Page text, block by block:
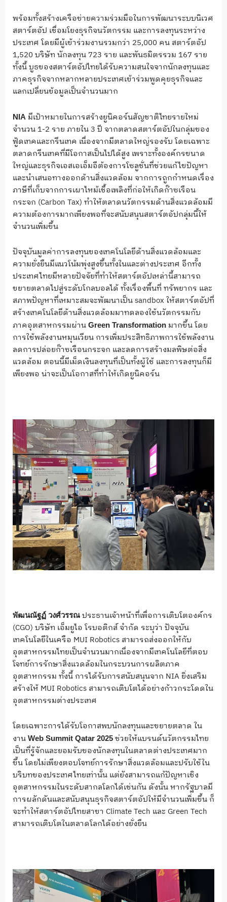
พร้อมทั้งสร้างเครือข่ายความร่วมมือในการพัฒนาระบบนิเวศ
สตาร์ตอัป เชื่อมโยงธุรกิจนวัตกรรม และการลงทุนระหว่าง
ประเทศ โดยมีผู้เข้าร่วมงานรวมกว่า 25,000 คน สตาร์ตอัป
1,520 บริษัท นักลงทุน 723 ราย และพันธมิตรรวม 167 ราย
ทั้งนี้ บูธของสตาร์ตอัปไทยได้รับความสนใจจากนักลงทุนและ
ภาคธุรกิจจากหลากหลายประเทศเข้าร่วมพูดคุยธุรกิจและ
แลกเปลี่ยนข้อมูลเป็นจำนวนมาก
NIA มีเป้าหมายในการสร้างยูนิคอร์นสัญชาติไทยรายใหม่
จำนวน 1-2 ราย ภายใน 3 ปี จากตลาดสตาร์ตอัปในกลุ่มของ
ฟู้ดเทคและกรีนเทค เนื่องจากมีตลาดใหญ่รองรับ โดยเฉพาะ
ตลาดกรีนเทคที่มีโอกาสเป็นไปได้สูง เพราะทั้งองค์กรขนาด
ใหญ่และธุรกิจเอสเอเอ็มอีต้องการโซลูชั่นที่ช่วยแก้ไขปัญหา
และนำเสนอทางออกด้านสิ่งแวดล้อม จากการถูกกำหนดเรื่อง
ภาษีที่เก็บจากการเผาไหม้เชื้อเพลิงที่ก่อให้เกิดก๊าซเรือน
กระจก (Carbon Tax) ทำให้ตลาดนวัตกรรมด้านสิ่งแวดล้อมมี
ความต้องการมากเพียงพอที่จะสนับสนุนสตาร์ตอัปกลุ่มนี้ให้
จำนวนเพิ่มขึ้น
ปัจจุบันมูลค่าการลงทุนของเทคโนโลยีด้านสิ่งแวดล้อมและ
ความยั่งยืนมีแนวโน้มพุ่งสูงขึ้นทั้งในและต่างประเทศ อีกทั้ง
ประเทศไทยมีหลายปัจจัยที่ทำให้สตาร์ตอัปเหล่านี้สามารถ
ขยายตลาดไปสู่ระดับโกลบอลได้ ทั้งเรื่องพื้นที่ ทรัพยากร และ
สภาพปัญหาที่เหมาะสมจะพัฒนาเป็น sandbox ให้สตาร์ตอัปที่
สร้างเทคโนโลยีด้านสิ่งแวดล้อมมาทดลองใช้นวัตกรรมกับ
ภาคอุตสาหกรรมผ่าน Green Transformation มากขึ้น โดย
การใช้พลังงานหมุนเวียน การเพิ่มประสิทธิภาพการใช้พลังงาน
ลดการปล่อยก๊าซเรือนกระจก และลดการสร้างมลพิษต่อสิ่ง
แวดล้อม ตอนนี้มีเม็ดเงินลงทุนที่เป็นทั้งผู้ใช้ และการลงทุนก็มี
เพียงพอ น่าจะเป็นโอกาสที่ทําให้เกิดยูนิคอร์น
พัฒนณัฐฏ์ วงศ์วรรณ ประธานเจ้าหน้าที่เพื่อการเติบโตองค์กร
(CGO) บริษัท เอ็มยูไอ โรบอติกส์ จำกัด ระบุว่า ปัจจุบัน
เทคโนโลยีในเครือ MUI Robotics สามารถส่งออกให้กับ
อุตสาหกรรมไทยเป็นจำนวนมากเนื่องจากมีเทคโนโลยีที่ตอบ
โจทย์การรักษาสิ่งแวดล้อมในกระบวนการผลิตภาค
อุตสาหกรรม ทั้งนี้ การได้รับการสนับสนุนจาก NIA ยิ่งเสริม
สร้างให้ MUI Robotics สามารถเติบโตได้อย่างก้าวกระโดดใน
อุตสาหกรรมต่างประเทศ
โดยเฉพาะการได้รับโอกาสพบนักลงทุนและขยายตลาด ใน
งาน Web Summit Qatar 2025 ช่วยให้แบรนด์นวัตกรรมไทย
เป็นที่รู้จักและยอมรับของนักลงทุนในตลาดต่างประเทศมาก
ขึ้น โดยไม่เพียงตอบโจทย์การรักษาสิ่งแวดล้อมและปรับใช้ใน
บริบทของประเทศไทยเท่านั้น แต่ยังสามารถแก้ปัญหาเชิง
อุตสาหกรรมในระดับสากลโลกได้เช่นกัน ดังนั้น หากรัฐบาลมี
การผลักดันและสนับสนุนธุรกิจสตาร์ตอัปให้มีจำนวนเพิ่มขึ้น ก็
จะทำให้สตาร์ตอัปไทยสาขา Climate Tech และ Green Tech
สามารถเติบโตในตลาดโลกได้อย่างยั่งยืน